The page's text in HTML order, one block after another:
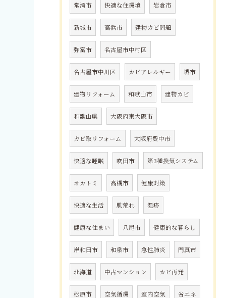
常滑市 快適な住環境 岩倉市
新城市 高浜市 建物カビ問題
弥富市 名古屋市中村区
名古屋市中川区 カビアレルギー 堺市
建物リフォーム 和歌山市 建物カビ
和歌山県 大阪府東大阪市
カビ取リフォーム 大阪府豊中市
快適な睡眠 吹田市 第3種換気システム
オカトミ 高槻市 健康対策
快適な生活 肌荒れ 湿疹
健康な住まい 八尾市 健康的な暮らし
岸和田市 和泉市 急性肺炎 門真市
北海道 中古マンション カビ再発
松原市 空気循環 室内空気 省エネ